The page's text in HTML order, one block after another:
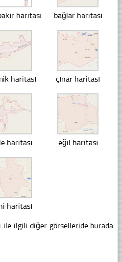
haritası bağlar haritası
haritası çınar haritası
haritası eğil haritası
haritası
ile ilgili diğer görselleride burada